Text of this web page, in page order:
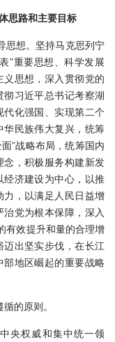
思路和主要目标
思想。坚持马克思列宁
”重要思想、科学发展
思想，深入贯彻党的
习近平总书记考察湖
化强国、实现第二个
民族伟大复兴，统筹
”战略布局，统筹国内
，积极服务构建新发
济建设为中心，以推
，以满足人民日益增
党为根本保障，深入
有效提升和量的合理增
出坚实步伐，在长江
地区崛起的重要战略
的原则。
央权威和集中统一领